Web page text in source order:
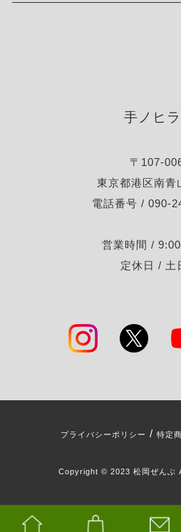
手ノヒ
〒107-
東京都港区南青
電話番号 / 090-
営業時間 /
定休日 / 土
プライバシーポリシー / 特定
Copyright © 2023 松岡ぜんぶ